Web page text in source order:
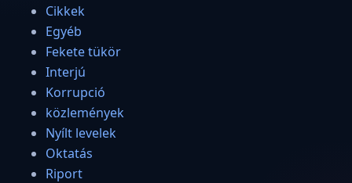
Cikkek
Egyéb
Fekete tükör
Interjú
Korrupció
közlemények
Nyílt levelek
Oktatás
Riport